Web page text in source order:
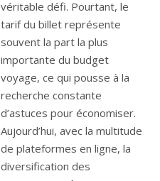
véritable défi. Pourtant, le
tarif du billet représente
souvent la part la plus
importante du budget
voyage, ce qui pousse à la
recherche constante
d’astuces pour économiser.
Aujourd’hui, avec la multitude
de plateformes en ligne, la
diversification des